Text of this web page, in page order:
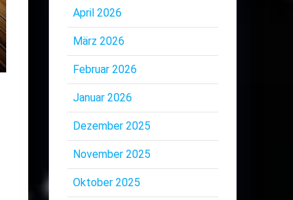
April 2026
März 2026
Februar 2026
Januar 2026
Dezember 2025
November 2025
Oktober 2025